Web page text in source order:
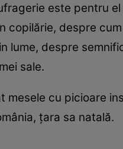
este pentru
copilărie, despre
lume, despre
sale.
mesele cu picioare
țara sa natală.